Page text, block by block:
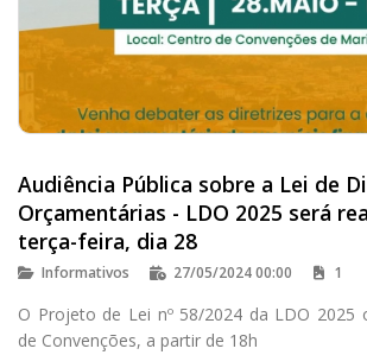
Audiência Pública sobre a Lei de
Orçamentárias - LDO 2025 será
terça-feira, dia 28
Informativos 27/05/2024 00:00 1
O Projeto de Lei nº 58/2024 da LDO 2025
de Convenções, a partir de 18h